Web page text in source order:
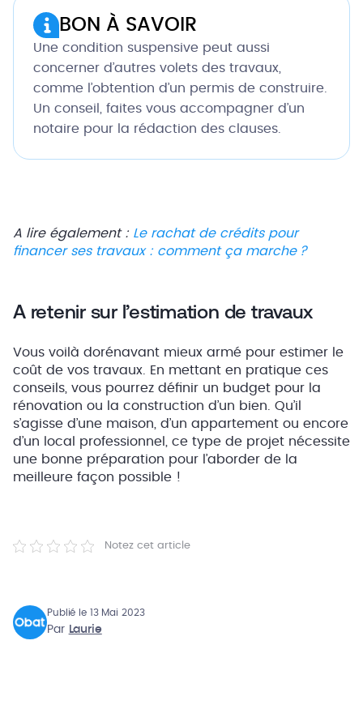
BON À SAVOIR
Une condition suspensive peut aussi
concerner d’autres volets des travaux,
comme l’obtention d’un permis de construire.
Un conseil, faites vous accompagner d’un
notaire pour la rédaction des clauses.
A lire également : Le rachat de crédits pour
financer ses travaux : comment ça marche ?
A retenir sur l’estimation de travaux
Vous voilà dorénavant mieux armé pour estimer le
coût de vos travaux. En mettant en pratique ces
conseils, vous pourrez définir un budget pour la
rénovation ou la construction d’un bien. Qu’il
s’agisse d’une maison, d’un appartement ou encore
d’un local professionnel, ce type de projet nécessite
une bonne préparation pour l’aborder de la
meilleure façon possible !
Notez cet article
Publié le 13 Mai 2023
Par Laurie